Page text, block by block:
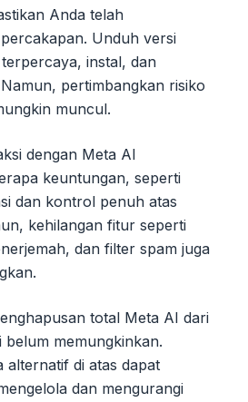
Anda telah
Unduh versi
instal, dan
pertimbangkan risiko
muncul.
dengan Meta AI
keuntungan, seperti
dan kontrol penuh atas
kehilangan fitur seperti
dan filter spam juga
total Meta AI dari
belum memungkinkan.
alternatif di atas dapat
dan mengurangi